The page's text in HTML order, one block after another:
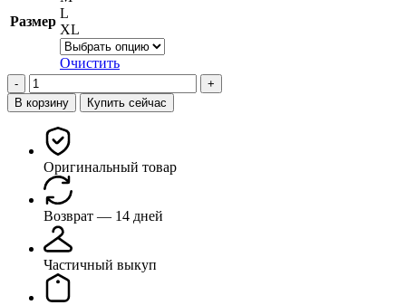
Размер
L
XL
Очистить
Количество
товара
Куртка
Puma
IndividualLIGA
629739-
В корзину Купить сейчас
Оригинальный товар
Возврат — 14 дней
Частичный выкуп